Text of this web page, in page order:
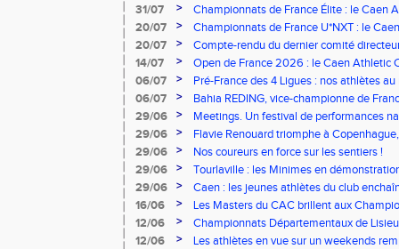
31/07
>
Championnats de France Élite : le Caen
vous à Albi !
20/07 >
Championnats de France U*NXT : le
Stade Charléty !
20/07 >
Compte-rendu du dernier comité
14/07
>
Open de France 2026 : le Caen Athletic
06/07
>
Pré-France des 4 Ligues : nos athlètes
06/07
>
Bahia REDING, vice-championne de
29/06
>
Meetings. Un festival de performances
concours
29/06 >
Flavie Renouard triomphe à
brillent sur tous les fronts
29/06 >
Nos coureurs en force sur les sentiers !
29/06
>
Tourlaville : les Minimes en
29/06
>
Caen : les jeunes athlètes du club
16/06
>
Les Masters du CAC brillent aux
12/06
>
Championnats Départementaux de
remarquables pour nos jeunes athlètes
12/06 >
Les athlètes en vue sur un weekends